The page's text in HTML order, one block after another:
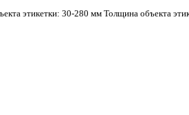
этикетки: 30-280 мм Толщина объекта